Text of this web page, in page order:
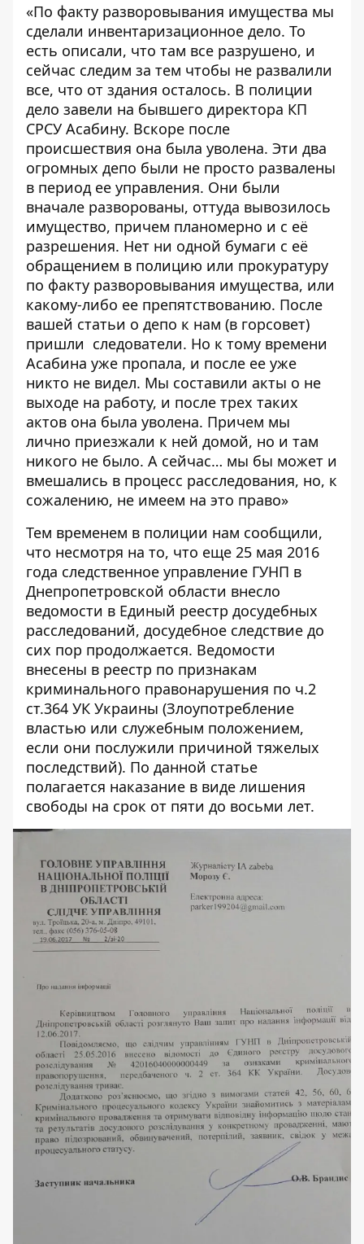
«По факту разворовывания имущества мы
сделали инвентаризационное дело. То
есть описали, что там все разрушено, и
сейчас следим за тем чтобы не развалили
все, что от здания осталось. В полиции
дело завели на бывшего директора КП
СРСУ Асабину. Вскоре после
происшествия она была уволена. Эти два
огромных депо были не просто развалены
в период ее управления. Они были
вначале разворованы, оттуда вывозилось
имущество, причем планомерно и с её
разрешения. Нет ни одной бумаги с её
обращением в полицию или прокуратуру
по факту разворовывания имущества, или
какому-либо ее препятствованию. После
вашей статьи о депо к нам (в горсовет)
пришли следователи. Но к тому времени
Асабина уже пропала, и после ее уже
никто не видел. Мы составили акты о не
выходе на работу, и после трех таких
актов она была уволена. Причем мы
лично приезжали к ней домой, но и там
никого не было. А сейчас… мы бы может и
вмешались в процесс расследования, но, к
сожалению, не имеем на это право»
Тем временем в полиции нам сообщили,
что несмотря на то, что еще 25 мая 2016
года следственное управление ГУНП в
Днепропетровской области внесло
ведомости в Единый реестр досудебных
расследований, досудебное следствие до
сих пор продолжается. Ведомости
внесены в реестр по признакам
криминального правонарушения по ч.2
ст.364 УК Украины (Злоупотребление
властью или служебным положением,
если они послужили причиной тяжелых
последствий). По данной статье
полагается наказание в виде лишения
свободы на срок от пяти до восьми лет.